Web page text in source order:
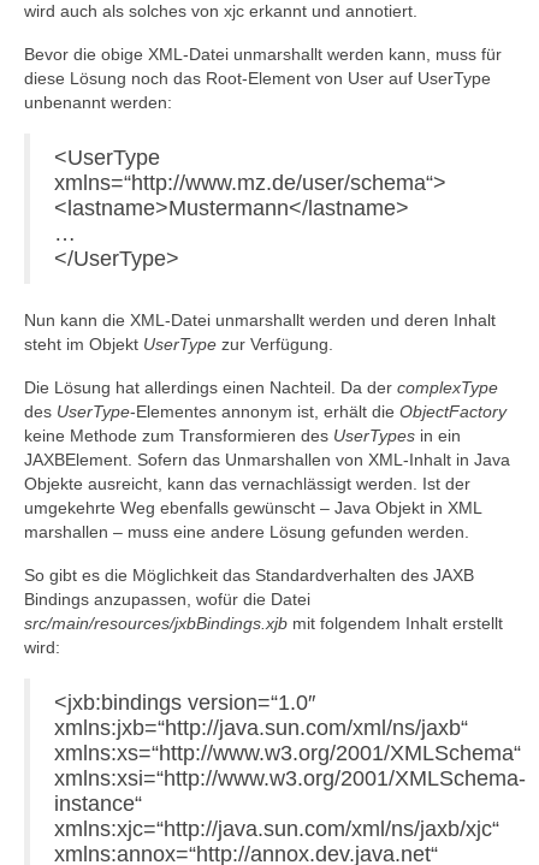
wird auch als solches von xjc erkannt und annotiert.
Bevor die obige XML-Datei unmarshallt werden kann, muss für
diese Lösung noch das Root-Element von User auf UserType
unbenannt werden:
<UserType
xmlns=“http://www.mz.de/user/schema“>
<lastname>Mustermann</lastname>
…
</UserType>
Nun kann die XML-Datei unmarshallt werden und deren Inhalt
steht im Objekt UserType zur Verfügung.
Die Lösung hat allerdings einen Nachteil. Da der complexType
des UserType-Elementes annonym ist, erhält die ObjectFactory
keine Methode zum Transformieren des UserTypes in ein
JAXBElement. Sofern das Unmarshallen von XML-Inhalt in Java
Objekte ausreicht, kann das vernachlässigt werden. Ist der
umgekehrte Weg ebenfalls gewünscht – Java Objekt in XML
marshallen – muss eine andere Lösung gefunden werden.
So gibt es die Möglichkeit das Standardverhalten des JAXB
Bindings anzupassen, wofür die Datei
src/main/resources/jxbBindings.xjb mit folgendem Inhalt erstellt
wird:
<jxb:bindings version=“1.0″
xmlns:jxb=“http://java.sun.com/xml/ns/jaxb“
xmlns:xs=“http://www.w3.org/2001/XMLSchema“
xmlns:xsi=“http://www.w3.org/2001/XMLSchema-
instance“
xmlns:xjc=“http://java.sun.com/xml/ns/jaxb/xjc“
xmlns:annox=“http://annox.dev.java.net“